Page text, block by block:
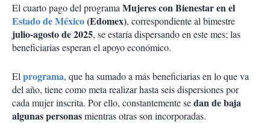
El cuarto pago del programaMujeres con Bienestar en el
Estado de México(Edomex), correspondiente al bimestre
julio-agosto de 2025, se estaría dispersando en este mes; las
beneficiarias esperan el apoyo económico.
Elprograma, que ha sumado a más beneficiarias en lo que va
del año, tiene como meta realizar hasta seis dispersiones por
cada mujer inscrita. Por ello, constantemente sedan de baja
algunas personasmientras otras son incorporadas.